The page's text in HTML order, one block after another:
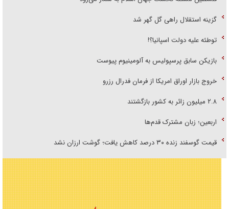
گزینه استقلال راهی گل گهر شد
توطئه علیه دولت اسپانیا؟!
بازیکن سابق پرسپولیس به آلومینیوم پیوست
خروج بازار اوراق امریکا از فرمان فدرال رزرو
۲.۸ میلیون زائر به کشور بازگشتند
اربعین؛ زبان مشترک قدم‌ها
قیمت گوسفند زنده ۳۰ درصد کاهش یافت؛ گوشت ارزان نشد